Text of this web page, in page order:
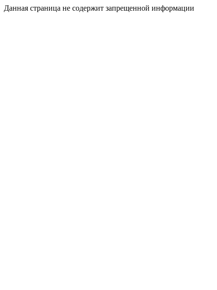
Данная страница не содержит запрещенной информации